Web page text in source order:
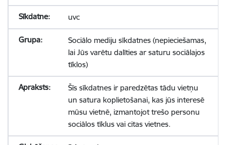
uvc
Sociālo mediju sīkdatnes (nepieciešamas,
lai Jūs varētu dalīties ar saturu sociālajos
tīklos)
Šīs sīkdatnes ir paredzētas tādu vietņu
un satura koplietošanai, kas jūs interesē
mūsu vietnē, izmantojot trešo personu
sociālos tīklus vai citas vietnes.